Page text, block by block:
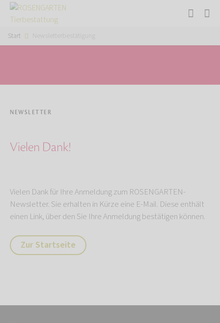
Start Newsletterbestätigung
NEWSLETTER
Vielen Dank!
Vielen Dank für Ihre Anmeldung zum ROSENGARTEN-
Newsletter. Sie erhalten in Kürze eine E-Mail. Diese enthält
einen Link, über den Sie Ihre Anmeldung bestätigen können.
Zur Startseite